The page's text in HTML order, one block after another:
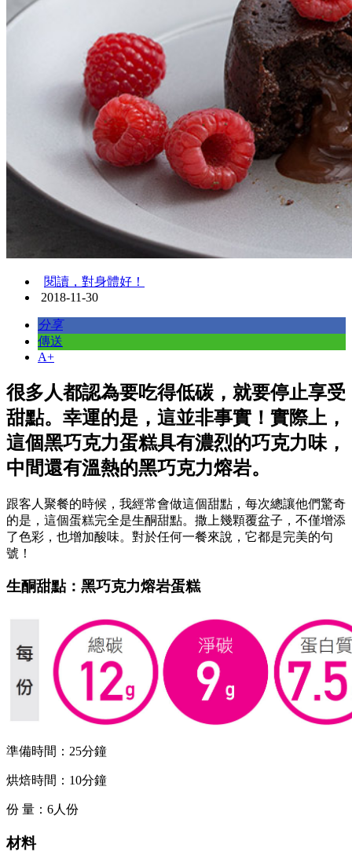
閱讀，對身體好！
2018-11-30
分享
傳送
A+
很多人都認為要吃得低碳，就要停止享受
甜點。幸運的是，這並非事實！實際上，
這個黑巧克力蛋糕具有濃烈的巧克力味，
中間還有溫熱的黑巧克力熔岩。
跟客人聚餐的時候，我經常會做這個甜點，每次總讓他們驚奇
的是，這個蛋糕完全是生酮甜點。撒上幾顆覆盆子，不僅增添
了色彩，也增加酸味。對於任何一餐來說，它都是完美的句
號！
生酮甜點：黑巧克力熔岩蛋糕
準備時間：25分鐘
烘焙時間：10分鐘
份 量：6人份
材料